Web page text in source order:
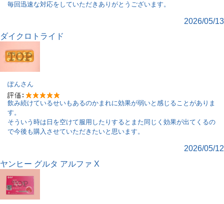
毎回迅速な対応をしていただきありがとうございます。
2026/05/13
ダイクロトライド
ぽんさん
飲み続けているせいもあるのかまれに効果が弱いと感じることがありま
す。
そういう時は日を空けて服用したりするとまた同じく効果が出てくるの
で今後も購入させていただきたいと思います。
2026/05/12
ヤンヒー グルタ アルファ X